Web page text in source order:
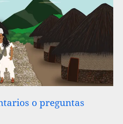
o preguntas